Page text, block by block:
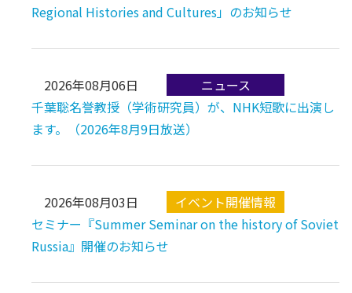
Regional Histories and Cultures」のお知らせ
2026年08月06日
千葉聡名誉教授（学術研究員）が、NHK短歌に出演し
ます。（2026年8月9日放送）
2026年08月03日
セミナー『Summer Seminar on the history of Soviet
Russia』開催のお知らせ